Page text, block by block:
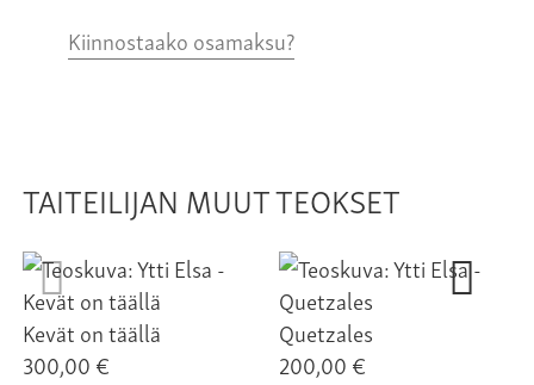
Kiinnostaako osamaksu?
TAITEILIJAN MUUT TEOKSET
Kevät on täällä
300,00 €
Quetzales
200,00 €